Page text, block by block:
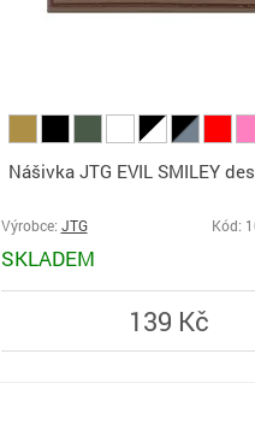
Nášivka JTG EVIL SMILEY
Výrobce: JTG Kód:
SKLADEM
139 Kč